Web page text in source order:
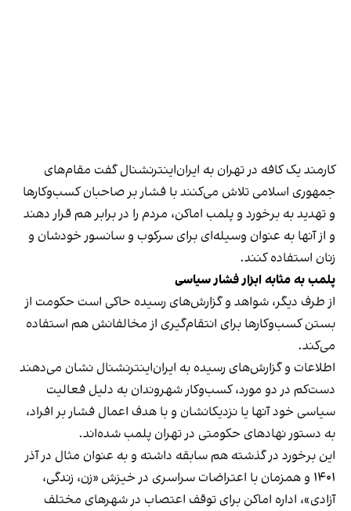
کارمند یک کافه در تهران به ایران‌اینترنشنال گفت مقام‌های
جمهوری اسلامی تلاش می‌کنند با فشار بر صاحبان کسب‌وکارها
و تهدید به برخورد و پلمب اماکن، مردم را در برابر هم قرار دهند
و از آنها به عنوان وسیله‌ای برای سرکوب و سانسور خودشان و
زنان استفاده کنند.
پلمب به مثابه ابزار فشار سیاسی
از طرف دیگر، شواهد و گزارش‌های رسیده حاکی است حکومت از
بستن کسب‌وکارها برای انتقام‌گیری از مخالفانش هم استفاده
می‌کند.
اطلاعات و گزارش‌های رسیده به ایران‌اینترنشنال نشان می‌دهند
دست‌کم در دو مورد، کسب‌وکار شهروندان به دلیل فعالیت
سیاسی خود آنها یا نزدیکانشان و با هدف اعمال فشار بر افراد،
به دستور نهادهای حکومتی در تهران پلمب شده‌اند.
این برخورد در گذشته هم سابقه داشته و به عنوان مثال در آذر
۱۴۰۱ و همزمان با اعتراضات سراسری در خیزش «زن، زندگی،
آزادی»، اداره اماکن برای توقف اعتصاب در شهرهای مختلف